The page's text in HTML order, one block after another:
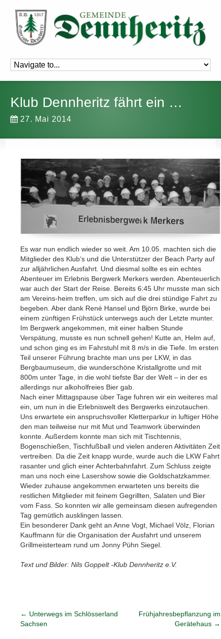
Klub Dennheritz fährt ein …
27. Mai 2014
Es war nun endlich wieder so weit. Am 10.05. machten sich die
Mitglieder des Klub‘s und die Unterstützer der Beach Party auf
zur alljährlichen Ausfahrt. Und diesmal sollte es ein echtes
Abenteuer im Erlebnis Bergwerk Merkers werden. Abenteuerlich
war auch der Start der Reise. Bereits 6:45 Uhr musste man sich
am Vereins-heim treffen, um sich auf die drei stündige Fahrt zu
begeben. Aber dank René Hansel und Björn Birke, wurde bei
einem zünftigen Frühstück unterwegs auch der Letzte munter.
Im Bergwerk angekommen, mit einer halben Stunde
Verspätung, musste es nun schnell gehen! Kutte an, Helm auf,
und schon ging es im Fahrstuhl mit 8 m/s in die Tiefe. Im ersten
Teil unserer Führung brachte man uns per LKW, in das
Bergbaumuseum, die wunderschöne Kristallgrotte und mit
800m unter Tage, in die wohl tiefste Bar der Welt – in der es
allerdings nur alkoholfreies Bier gab.
Nach einer Mittagspause über Tage fuhren wir ein weiteres mal
ein, um nun in die Erlebniswelt des Bergwerks einzutauchen.
Uns erwartete ein anspruchsvoller Kletterparkur in luftiger Höhe
den man teilweise nur mit Mut und Teamwork überwinden
konnte. Außerdem konnte man sich mit Tischtennis,
Bogenschießen, Tischfußball und vielen anderen Aktivitäten Zeit
vertreiben. Da die Zeit knapp wurde, wurde auch die LKW Fahrt
rasanter und glich einer Achterbahnfahrt. Zum Schluss zeigte
man uns noch eine Lasershow sowie die Goldschatzkammer.
Wieder zuhause angekommen erwarteten uns bereits die
restlichen Mitglieder mit feinem Gegrillten, Salaten und Bier
vom Fass. So konnten wir alle gemeinsam diesen aufregenden
Tag gemütlich ausklingen lassen.
Ein besonderer Dank geht an Anne Vogt, Michael Völz, Florian
Kauffmann für die Organisation der Ausfahrt und unserem
Grillmeisterteam rund um Jonny Pühn Siegel.
Text und Bilder: Nils Goppelt -Klub Dennheritz e.V.
← Unterwegs im Schlösserland
Sachsen
Frühjahresbepflanzung im
Gerätehaus →